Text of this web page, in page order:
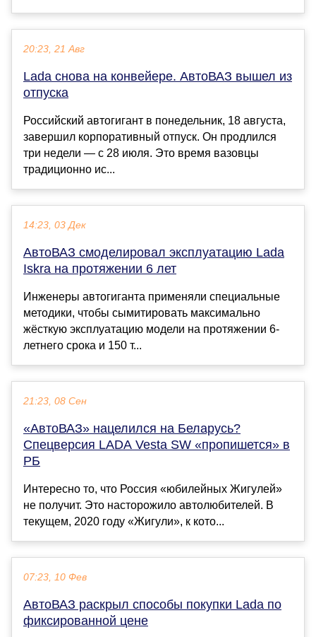
20:23, 21 Авг
Lada снова на конвейере. АвтоВАЗ вышел из
отпуска
Российский автогигант в понедельник, 18 августа,
завершил корпоративный отпуск. Он продлился
три недели — с 28 июля. Это время вазовцы
традиционно ис...
14:23, 03 Дек
АвтоВАЗ смоделировал эксплуатацию Lada
Iskra на протяжении 6 лет
Инженеры автогиганта применяли специальные
методики, чтобы сымитировать максимально
жёсткую эксплуатацию модели на протяжении 6-
летнего срока и 150 т...
21:23, 08 Сен
«АвтоВАЗ» нацелился на Беларусь?
Спецверсия LADA Vesta SW «пропишется» в
РБ
Интересно то, что Россия «юбилейных Жигулей»
не получит. Это насторожило автолюбителей. В
текущем, 2020 году «Жигули», к кото...
07:23, 10 Фев
АвтоВАЗ раскрыл способы покупки Lada по
фиксированной цене